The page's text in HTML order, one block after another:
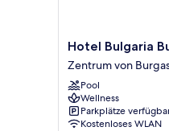
Hotel
Bulgaria
Burgas
Zentrum
von
Burgas
Hotel Bulgaria
Zentrum von
Pool
Wellness
Parkplätze
Kostenloses WLAN